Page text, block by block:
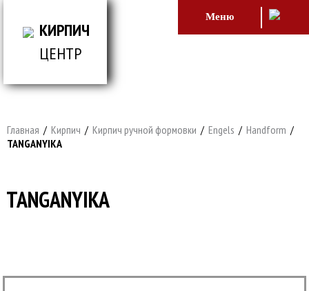
КИРПИЧ
ЦЕНТР
Меню
Главная / Кирпич / Кирпич ручной формовки / Engels / Handform /
TANGANYIKA
TANGANYIKA